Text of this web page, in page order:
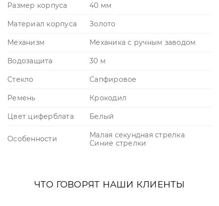
Размер корпуса 40 мм
Материал корпуса Золото
Механизм Механика с ручным заводом
Водозащита 30 м
Стекло Сапфировое
Ремень Крокодил
Цвет циферблата Белый
Особенности
Малая секундная стрелка
Синие стрелки
ЧТО ГОВОРЯТ НАШИ КЛИЕНТЫ